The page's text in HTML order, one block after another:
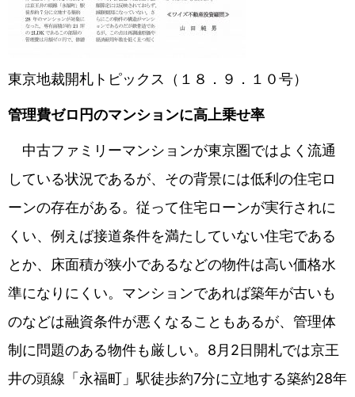
東京地裁開札トピックス（１８．９．１０号）
管理費ゼロ円のマンションに高上乗せ率
中古ファミリーマンションが東京圏ではよく流通
している状況であるが、その背景には低利の住宅ロ
ーンの存在がある。従って住宅ローンが実行されに
くい、例えば接道条件を満たしていない住宅である
とか、床面積が狭小であるなどの物件は高い価格水
準になりにくい。マンションであれば築年が古いも
のなどは融資条件が悪くなることもあるが、管理体
制に問題のある物件も厳しい。8月2日開札では京王
井の頭線「永福町」駅徒歩約7分に立地する築約28年